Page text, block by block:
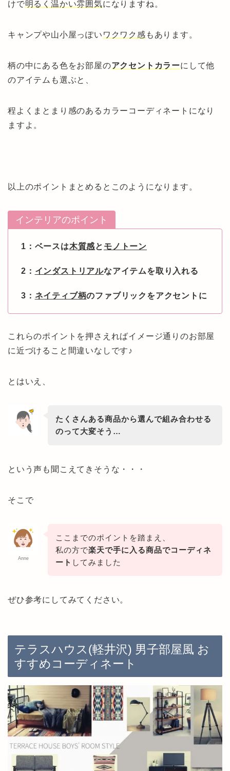
けで明るく温かい雰囲気になりますね。
キャンプや山小屋っぽい ワクワク感 もあります。
柄の中にある色をお部屋のアクセントカラーにして他
のアイテムも選ぶと、
程よくまとまり感のあるカラーコーディネートになり
ますよ。
以上のポイントまとめるとこのようになります。
インテリアのポイント
1：ベースは木質感と モノトーン
2： インダストリアルなアイテムを取り入れる
3 ： ネイティブ柄のファブリックをアクセントに
これらのポイントを押さえればイメージ通りのお部屋
に近づけること間違いなしです♪
とはいえ、
たくさんある商品から選んで組み合わせる
のって大変そう…
という声も聞こえてきそうな・・・
そこで
Anne
ここまでのポイントを踏まえ、
私の方で楽天で手に入る商品でコーディネ
ート してみました
ぜひ参考にしてみてください。
テラスハウス(軽井沢) 男子部屋風 お
すすめコーディネート